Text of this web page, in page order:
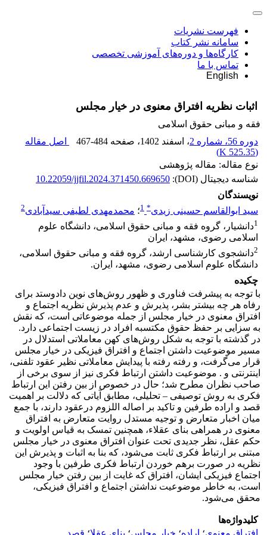
فهرست نشریات
سامانه نشر کتاب
کارگاه‌ها و دوره‌های آموزشی تخصصی
تماس با ما
English
اثبات نظریه افتراق معنوی در خیار مجلس‏
فقه و مبانی حقوق اسلامی
دوره 56، شماره 2
، اسفند 1402 ، صفحه 467-484
اصل مقاله
(
525.35 K
)
نوع مقاله: مقاله پژوهشی
شناسه دیجیتال (DOI):
10.22059/jjfil.2024.371450.669650
نویسندگان
سید ابوالقاسم حسینی زیدی*
1؛ محمدمهدی لطیفی سیدآبادی2
1دانشیار، گروه فقه و مبانی حقوق اسلامی، دانشگاه علوم
اسلامی رضوی، مشهد، ایران
2دانشجوی کارشناسی ارشد، گروه فقه و مبانی حقوق اسلامی،
دانشگاه علوم اسلامی رضوی، مشهد، ایران.
چکیده
با توجه به پیشرفت فناوری و ظهور روش‌های نوین دادوستد برای
رفاه هر چه بیشتر بشر، پذیرش و عدم پذیرش نظریه اجتماع و
افتراق معنوی در خیار مجلس از جمله موضوعاتی است، که نقش
به سزایی بر حفظ حقوق مکتسبه افراد در زیست اجتماعی دارد.
در گذشته با توجه به شکل روش‌های کهن معاملاتی استدلال در
مسیر موضوعیت داشتن اجتماع و افتراق فیزیکی در خیار مجلس
قرار می‌گرفت، و رفته رفته با پیدایش معاملاتی نظیر عقود تلفنی،
اینترنتی و . موضوعیت داشتن ارتباط فکری نیز از سوی برخی از
صاحب نظران مطرح شد؛ حال در خصوص از بین رفتن این ارتباط
فکری به روش توصیفی – تحلیلی، مطابق آیاتی که دلالت بر اهمیت
قصد و اراده طرفین و تاکید بر اصاله اللزوم درعقود دارند، با جمع
میان اخبار متعارض و توجیه مستدل روایت متعارض به افتراق
معنوی در همراهی بنای عقلاء، همچنین تمسک به قیاس اولویت و
حکم عقل، نظر جدیدی تحت عنوان افتراق معنوی در خیار مجلس
مبتنی بر ارتباط فکری ثابت می‌شود، که بنا به اثبات و پذیرش این
نظریه در صورت برهم خوردن ارتباط فکری طرفین با وجود
اجتماع فیزیکی ایشان، افتراق که غایت از بین رفتن خیار مجلس
است، به خاطر موضوعیت نداشتن اجتماع و افتراق فیزیکی،
محقق می‌شود.
کلیدواژه‌ها
افتراق معنوی؛ اراده؛ خیار مجلس؛ بنای عقلا؛ قصد